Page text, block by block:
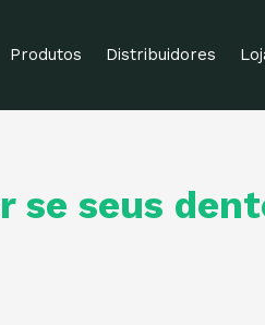
Produtos Distribuidores
se seus